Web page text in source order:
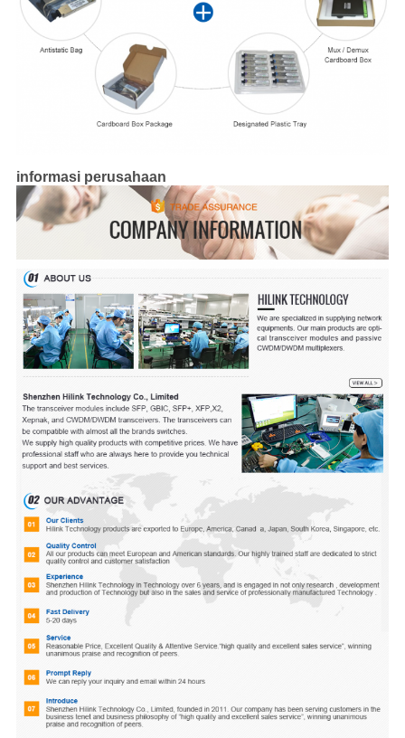
informasi perusahaan